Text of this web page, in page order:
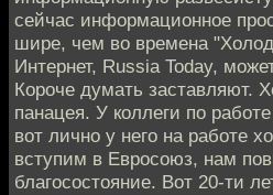
сейчас информационное
шире, чем во времена
Интернет, Russia Today,
Короче думать заставляют.
панацея. У коллеги по
вот лично у него на работе
вступим в Евросоюз, нам
благосостояние. Вот 20-ти